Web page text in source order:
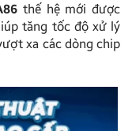
thế hệ mới được
tăng tốc độ xử lý
xa các dòng chip